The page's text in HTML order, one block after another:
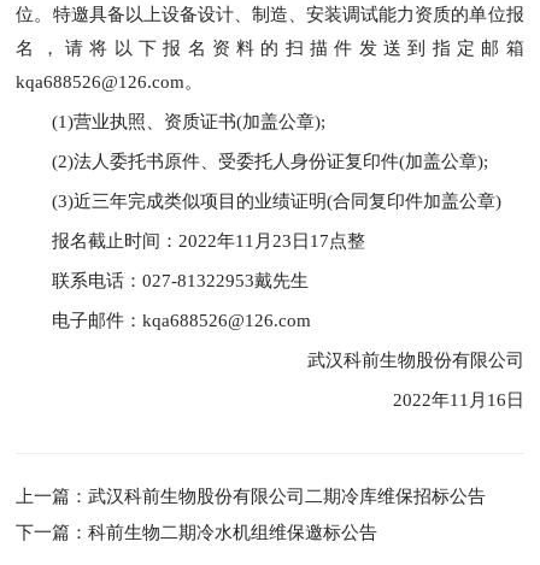
位。特邀具备以上设备设计、制造、安装调试能力资质的单位报
名，请将以下报名资料的扫描件发送到指定邮箱
kqa688526@126.com。
(1)营业执照、资质证书(加盖公章);
(2)法人委托书原件、受委托人身份证复印件(加盖公章);
(3)近三年完成类似项目的业绩证明(合同复印件加盖公章)
报名截止时间：2022年11月23日17点整
联系电话：027-81322953戴先生
电子邮件：kqa688526@126.com
武汉科前生物股份有限公司
2022年11月16日
上一篇：武汉科前生物股份有限公司二期冷库维保招标公告
下一篇：科前生物二期冷水机组维保邀标公告